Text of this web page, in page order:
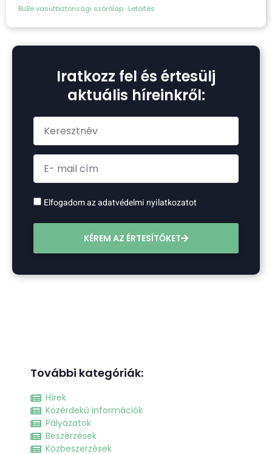
BuBe vasútbiztonsági szórólap Letöltés
Iratkozz fel és értesülj
aktuális híreinkről:
Elfogadom az adatvédelmi nyilatkozatot
KÉREM AZ ÉRTESÍTŐKET
További kategóriák:
Hírek
Közérdekű információk
Pályázatok
Beszerzések
Közbeszerzések